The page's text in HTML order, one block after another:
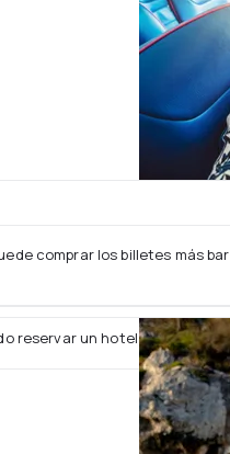
comprar los billetes más
reservar un hotel junto con